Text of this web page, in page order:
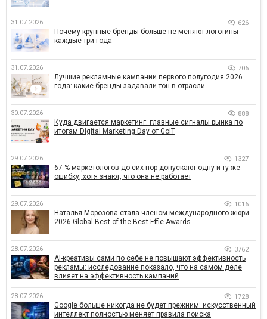
31.07.2026 626
Почему крупные бренды больше не меняют логотипы
каждые три года
31.07.2026 706
Лучшие рекламные кампании первого полугодия 2026
года: какие бренды задавали тон в отрасли
30.07.2026 888
Куда двигается маркетинг: главные сигналы рынка по
итогам Digital Marketing Day от GoIT
29.07.2026 1327
67 % маркетологов до сих пор допускают одну и ту же
ошибку, хотя знают, что она не работает
29.07.2026 1016
Наталья Морозова стала членом международного жюри
2026 Global Best of the Best Effie Awards
28.07.2026 3762
AI-креативы сами по себе не повышают эффективность
рекламы: исследование показало, что на самом деле
влияет на эффективность кампаний
28.07.2026 1728
Google больше никогда не будет прежним: искусственный
интеллект полностью меняет правила поиска